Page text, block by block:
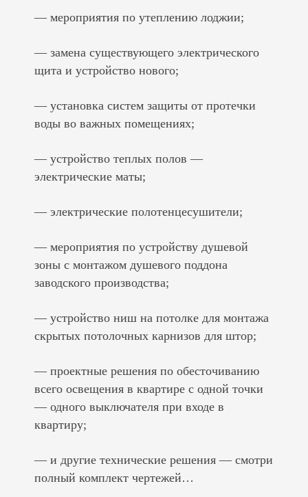
— мероприятия по утеплению лоджии;
— замена существующего электрического
щита и устройство нового;
— установка систем защиты от протечки
воды во важных помещениях;
— устройство теплых полов —
электрические маты;
— электрические полотенцесушители;
— мероприятия по устройству душевой
зоны с монтажом душевого поддона
заводского производства;
— устройство ниш на потолке для монтажа
скрытых потолочных карнизов для штор;
— проектные решения по обесточиванию
всего освещения в квартире с одной точки
— одного выключателя при входе в
квартиру;
— и другие технические решения — смотри
полный комплект чертежей…